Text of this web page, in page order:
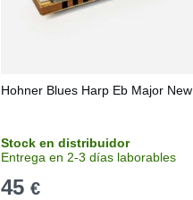
Hohner Blues Harp Eb Major New
Stock en distribuidor
Entrega en 2-3 días laborables
45 €